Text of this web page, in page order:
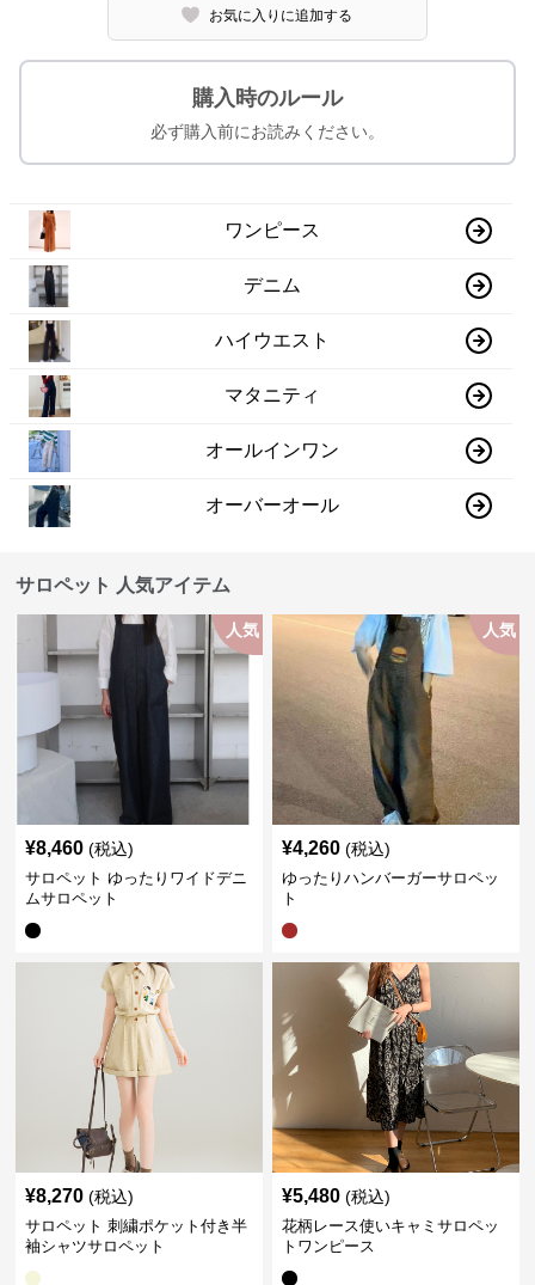
お気に入りに追加する
購入時のルール
必ず購入前にお読みください。
ワンピース
デニム
ハイウエスト
マタニティ
オールインワン
オーバーオール
サロペット 人気アイテム
人気
¥8,460 (税込)
サロペット ゆったりワイドデニ
ムサロペット
人気
¥4,260 (税込)
ゆったりハンバーガーサロペッ
ト
¥8,270 (税込)
サロペット 刺繍ポケット付き半
袖シャツサロペット
¥5,480 (税込)
花柄レース使いキャミサロペッ
トワンピース